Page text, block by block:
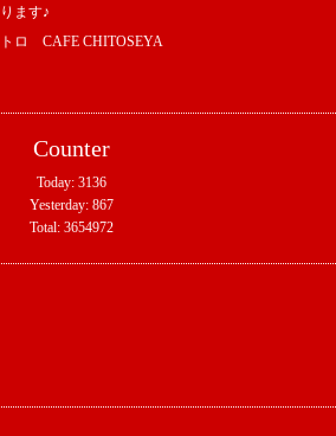
ます♪
CAFE CHITOSEYA
Counter
Today: 3136
Yesterday: 867
Total: 3654972